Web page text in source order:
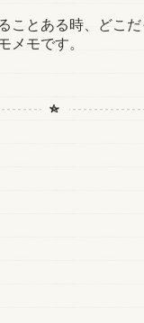
ことある時、どこ
メモです。